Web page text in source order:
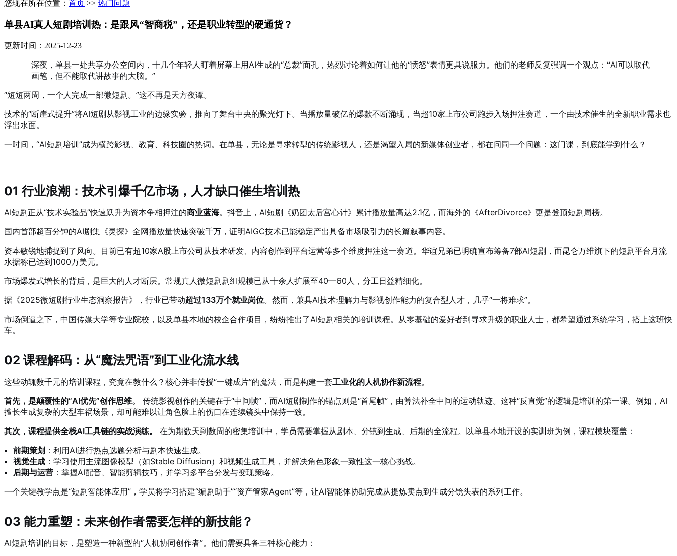
您现在所在位置： 首页 >> 热门问题
单县AI真人短剧培训热：是跟风“智商税”，还是职业转型的硬通货？
更新时间：2025-12-23
深夜，单县一处共享办公空间内，十几个年轻人盯着屏幕上用AI生成的“总裁”面孔，热烈讨论着如何让他的“愤怒”表情更具说服力。他们的老师反复强调一个观点：“AI可以取代
画笔，但不能取代讲故事的大脑。”
“短短两周，一个人完成一部微短剧。”这不再是天方夜谭。
技术的“断崖式提升”将AI短剧从影视工业的边缘实验，推向了舞台中央的聚光灯下。当播放量破亿的爆款不断涌现，当超10家上市公司跑步入场押注赛道，一个由技术催生的全新职业需求也
浮出水面。
一时间，“AI短剧培训”成为横跨影视、教育、科技圈的热词。在单县，无论是寻求转型的传统影视人，还是渴望入局的新媒体创业者，都在问同一个问题：这门课，到底能学到什么？
01 行业浪潮：技术引爆千亿市场，人才缺口催生培训热
AI短剧正从“技术实验品”快速跃升为资本争相押注的商业蓝海。抖音上，AI短剧《奶团太后宫心计》累计播放量高达2.1亿，而海外的《AfterDivorce》更是登顶短剧周榜。
国内首部超百分钟的AI剧集《灵探》全网播放量快速突破千万，证明AIGC技术已能稳定产出具备市场吸引力的长篇叙事内容。
资本敏锐地捕捉到了风向。目前已有超10家A股上市公司从技术研发、内容创作到平台运营等多个维度押注这一赛道。华谊兄弟已明确宣布筹备7部AI短剧，而昆仑万维旗下的短剧平台月流
水据称已达到1000万美元。
市场爆发式增长的背后，是巨大的人才断层。常规真人微短剧剧组规模已从十余人扩展至40—60人，分工日益精细化。
据《2025微短剧行业生态洞察报告》，行业已带动超过133万个就业岗位。然而，兼具AI技术理解力与影视创作能力的复合型人才，几乎“一将难求”。
市场倒逼之下，中国传媒大学等专业院校，以及单县本地的校企合作项目，纷纷推出了AI短剧相关的培训课程。从零基础的爱好者到寻求升级的职业人士，都希望通过系统学习，搭上这班快
车。
02 课程解码：从“魔法咒语”到工业化流水线
这些动辄数千元的培训课程，究竟在教什么？核心并非传授“一键成片”的魔法，而是构建一套工业化的人机协作新流程。
首先，是颠覆性的“AI优先”创作思维。
传统影视创作的关键在于“中间帧”，而AI短剧制作的锚点则是“首尾帧”，由算法补全中间的运动轨迹。这种“反直觉”的逻辑是培训的第一课。例如，AI
擅长生成复杂的大型车祸场景，却可能难以让角色脸上的伤口在连续镜头中保持一致。
其次，课程提供全栈AI工具链的实战演练。
在为期数天到数周的密集培训中，学员需要掌握从剧本、分镜到生成、后期的全流程。以单县本地开设的实训班为例，课程模块覆盖：
前期策划 ：利用AI进行热点选题分析与剧本快速生成。
视觉生成 ：学习使用主流图像模型（如Stable Diffusion）和视频生成工具，并解决角色形象一致性这一核心挑战。
后期与运营 ：掌握AI配音、智能剪辑技巧，并学习多平台分发与变现策略。
一个关键教学点是“短剧智能体应用”，学员将学习搭建“编剧助手”“资产管家Agent”等，让AI智能体协助完成从提炼卖点到生成分镜头表的系列工作。
03 能力重塑：未来创作者需要怎样的新技能？
AI短剧培训的目标，是塑造一种新型的“人机协同创作者”。他们需要具备三种核心能力：